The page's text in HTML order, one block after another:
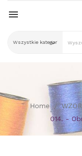

Home
014. -